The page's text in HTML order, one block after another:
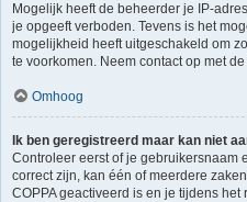
Mogelijk heeft de beheerder je IP-
je opgeeft verboden. Tevens is het
mogelijkheid heeft uitgeschakeld om
te voorkomen. Neem contact op met
Omhoog
Ik ben geregistreerd maar kan niet
Controleer eerst of je gebruikersnaam
correct zijn, kan één of meerdere
COPPA geactiveerd is en je tijdens